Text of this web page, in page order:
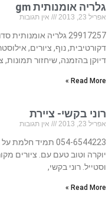
גלריה אומנותית gm
אפריל 23, 2013 אין תגובות
29917257 גלריה
דקורטיבית, נוף, ציורים,
דיוקן בהזמנה, שיחזור תמונות,
Read More »
רוני בקשי- ציירת
אפריל 23, 2013 אין תגובות
054-6544223
יוקרה וטוב טעם עם. ציורים
וסטייל. רוני בקשי,
Read More »